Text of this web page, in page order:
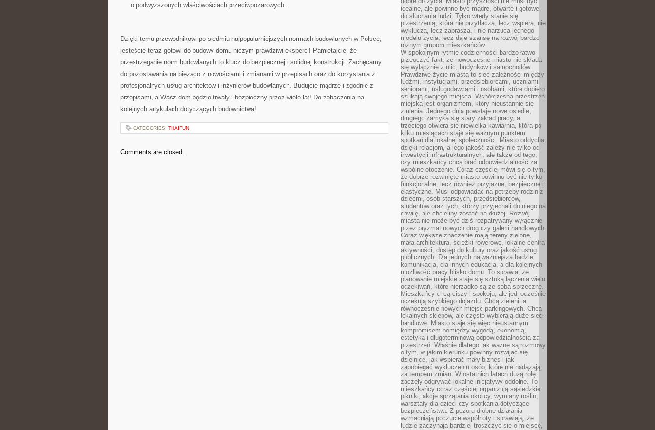
o ‌podwyższonych właściwościach przeciwpożarowych.
Dzięki⁤ temu przewodnikowi po siedmiu najpopularniejszych normach ⁢budowlanych w ‍Polsce,
jesteście teraz gotowi do budowy domu niczym prawdziwi eksperci! Pamiętajcie, że
przestrzeganie norm budowlanych to klucz do bezpiecznej i solidnej konstrukcji. Zachęcamy
do pozostawania na bieżąco z nowościami i zmianami w przepisach oraz do korzystania z‍
profesjonalnych​ usług ⁣architektów⁤ i inżynierów budowlanych. Budujcie ‍mądrze i​ zgodnie z
przepisami, a Wasz dom będzie trwały i bezpieczny przez wiele‍ lat! Do zobaczenia na
kolejnych artykułach dotyczących budownictwa!
CATEGORIES: THAIFUN
Comments are closed.
idealne, ale powinno być mądre, otwarte i gotowe
do słuchania ludzi. Tylko wtedy stanie się
przestrzenią, która nie przytłacza, lecz wspiera, nie
wyklucza, lecz zaprasza, i nie narzuca jednego
modelu życia, lecz daje szansę na rozwój bardzo
różnym grupom mieszkańców.
W spokojnym rytmie codzienności bardzo łatwo
przeoczyć fakt, że nowoczesne miasto nie składa
się wyłącznie z ulic, budynków i samochodów.
Prawdziwe życie miasta to sieć zależności między
ludźmi, instytucjami, przedsiębiorcami, uczniami,
seniorami, usługodawcami i osobami, które dopiero
szukają swojego miejsca. Współczesna przestrzeń
miejska jest organizmem, który nieustannie się
zmienia. Jednego dnia powstaje nowe osiedle,
drugiego zamyka się stary zakład pracy, a
trzeciego otwiera się niewielka kawiarnia, która po
kilku miesiącach staje się ważnym punktem
spotkań dla lokalnej społeczności. Miasto oddycha
dzięki relacjom, a jego jakość zależy nie tylko od
inwestycji infrastrukturalnych, ale także od tego,
czy mieszkańcy chcą brać odpowiedzialność za
wspólne otoczenie. Coraz częściej mówi się o tym,
że dobrze rozwinięte miasto powinno być nie tylko
funkcjonalne, lecz również przyjazne, bezpieczne i
elastyczne. Musi odpowiadać na potrzeby rodzin z
dziećmi, osób starszych, przedsiębiorców,
studentów oraz tych, którzy przyjechali do niego na
chwilę, ale chcieliby zostać na dłużej. Rozwój
miasta nie może być dziś rozpatrywany wyłącznie
przez pryzmat nowych dróg czy galerii handlowych.
Coraz większe znaczenie mają tereny zielone,
mała architektura, ścieżki rowerowe, lokalne centra
aktywności, dostęp do kultury oraz jakość usług
publicznych. Dla jednych najważniejsza będzie
komunikacja, dla innych edukacja, a dla kolejnych
możliwość pracy blisko domu. To sprawia, że
planowanie miejskie staje się sztuką łączenia wielu
oczekiwań, które nierzadko są ze sobą sprzeczne.
Mieszkańcy chcą ciszy i spokoju, ale jednocześnie
oczekują szybkiego dojazdu. Chcą zieleni, a
równocześnie nowych miejsc parkingowych. Chcą
lokalnych sklepów, ale często wybierają duże sieci
handlowe. Miasto staje się więc nieustannym
kompromisem pomiędzy wygodą, ekonomią,
estetyką i długoterminową odpowiedzialnością za
przestrzeń. Właśnie dlatego tak ważne są rozmowy
o tym, w jakim kierunku powinny rozwijać się
dzielnice, jak wspierać mały biznes i jak
zapobiegać wykluczeniu osób, które nie nadążają
za tempem zmian. W ostatnich latach dużą rolę
zaczęły odgrywać lokalne inicjatywy oddolne. To
mieszkańcy coraz częściej organizują sąsiedzkie
pikniki, akcje sprzątania okolicy, wymiany roślin,
warsztaty dla dzieci czy spotkania dotyczące
bezpieczeństwa. Z pozoru drobne działania
wzmacniają poczucie wspólnoty i sprawiają, że
ludzie zaczynają bardziej troszczyć się o miejsce,